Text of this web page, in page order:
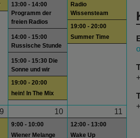
13:00 - 14:00
Programm der
freien Radios
14:00 - 15:00
Russische Stunde
15:00 - 15:30 Die
Sonne und wir
19:00 - 20:00
hein! In The Mix
Radio
Wissensteam
19:00 - 20:00
Summer Time
9 10
9:00 - 10:00
Wiener Melange
11
12:00 - 13:00
Wake Up